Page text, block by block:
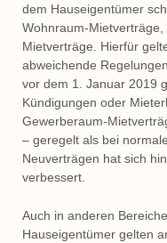
dem Hauseigentümer
Wohnraum-
Mietverträge. Hierfür
abweichende
vor dem 1. Januar 2019
Kündigungen oder
Gewerberaum-
– geregelt als bei
Neuverträgen hat sich
verbessert.
Auch in anderen
Hauseigentümer gelten